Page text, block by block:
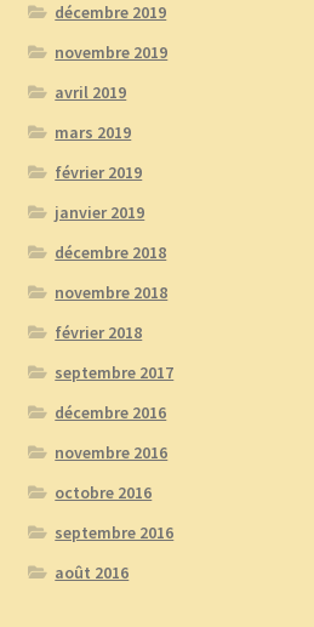
décembre 2019
novembre 2019
avril 2019
mars 2019
février 2019
janvier 2019
décembre 2018
novembre 2018
février 2018
septembre 2017
décembre 2016
novembre 2016
octobre 2016
septembre 2016
août 2016